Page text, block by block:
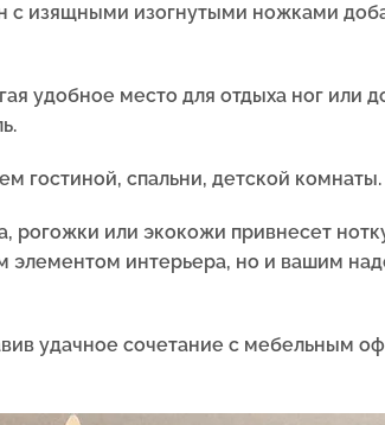
с изящными изогнутыми ножками
удобное место для отдыха ног или
гостиной, спальни, детской комнаты.
или экокожи привнесет
элементом интерьера, но и вашим
удачное сочетание с мебельным